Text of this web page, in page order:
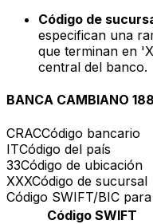
Código de
especifican una
que terminan en
central del banco.
BANCA CAMBIANO
CRACCódigo bancario
ITCódigo del país
33Código de ubicación
XXXCódigo de sucursal
Código SWIFT/BIC
Código SWIFT